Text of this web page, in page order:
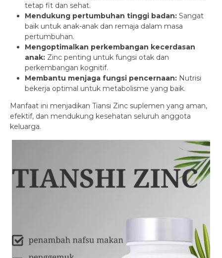
tetap fit dan sehat.
Mendukung pertumbuhan tinggi badan: Sangat
baik untuk anak-anak dan remaja dalam masa
pertumbuhan.
Mengoptimalkan perkembangan kecerdasan
anak: Zinc penting untuk fungsi otak dan
perkembangan kognitif.
Membantu menjaga fungsi pencernaan: Nutrisi
bekerja optimal untuk metabolisme yang baik.
Manfaat ini menjadikan Tiansi Zinc suplemen yang aman,
efektif, dan mendukung kesehatan seluruh anggota
keluarga.